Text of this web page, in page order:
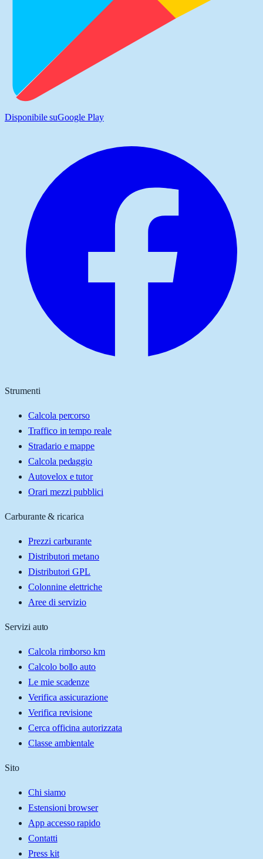
Disponibile suGoogle Play
Strumenti
Calcola percorso
Traffico in tempo reale
Stradario e mappe
Calcola pedaggio
Autovelox e tutor
Orari mezzi pubblici
Carburante & ricarica
Prezzi carburante
Distributori metano
Distributori GPL
Colonnine elettriche
Aree di servizio
Servizi auto
Calcola rimborso km
Calcolo bollo auto
Le mie scadenze
Verifica assicurazione
Verifica revisione
Cerca officina autorizzata
Classe ambientale
Sito
Chi siamo
Estensioni browser
App accesso rapido
Contatti
Press kit